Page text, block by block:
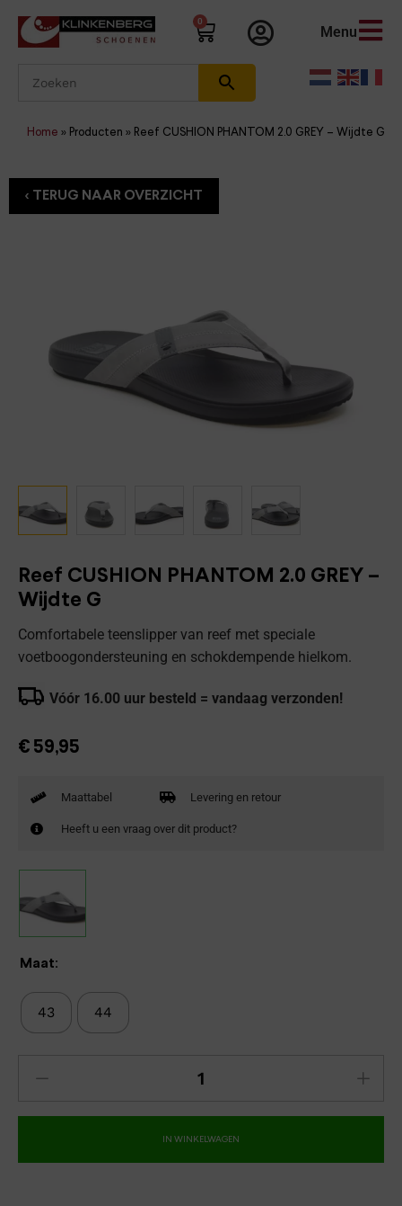
0
Menu
Home » Producten » Reef CUSHION PHANTOM 2.0 GREY – Wijdte G
Reef CUSHION PHANTOM 2.0 GREY –
Wijdte G
Comfortabele teenslipper van reef met speciale
voetboogondersteuning en schokdempende hielkom.
Vóór 16.00 uur besteld = vandaag verzonden!
€ 59,95
Maattabel Levering en retour
Heeft u een vraag over dit product?
Maat:
43 44
IN WINKELWAGEN